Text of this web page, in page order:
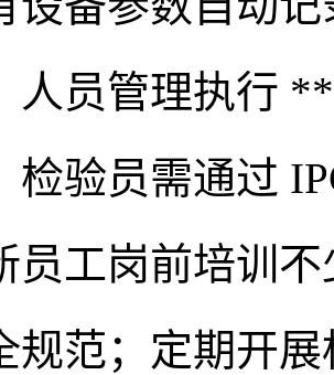
人员管理执行
检验员需通过
员工岗前培训
规范；定期开